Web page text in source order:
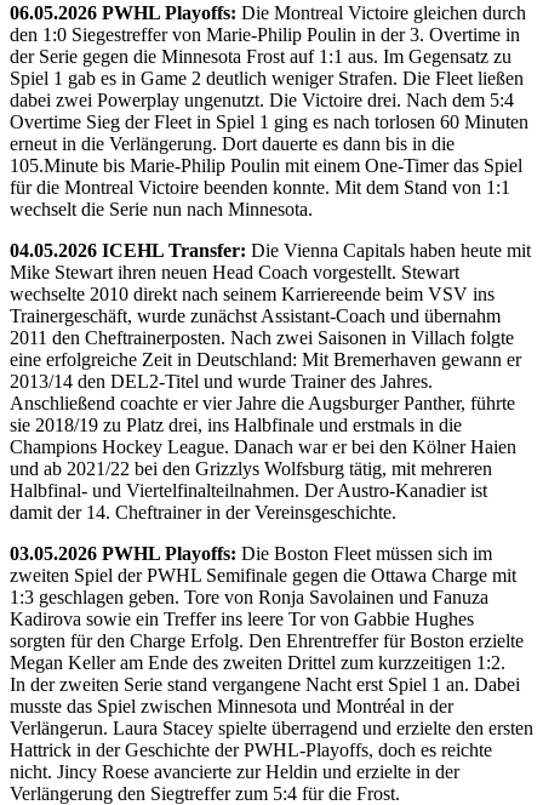
06.05.2026 PWHL Playoffs: Die Montreal Victoire gleichen durch
den 1:0 Siegestreffer von Marie-Philip Poulin in der 3. Overtime in
der Serie gegen die Minnesota Frost auf 1:1 aus. Im Gegensatz zu
Spiel 1 gab es in Game 2 deutlich weniger Strafen. Die Fleet ließen
dabei zwei Powerplay ungenutzt. Die Victoire drei. Nach dem 5:4
Overtime Sieg der Fleet in Spiel 1 ging es nach torlosen 60 Minuten
erneut in die Verlängerung. Dort dauerte es dann bis in die
105.Minute bis Marie-Philip Poulin mit einem One-Timer das Spiel
für die Montreal Victoire beenden konnte. Mit dem Stand von 1:1
wechselt die Serie nun nach Minnesota.
04.05.2026 ICEHL Transfer: Die Vienna Capitals haben heute mit
Mike Stewart ihren neuen Head Coach vorgestellt. Stewart
wechselte 2010 direkt nach seinem Karriereende beim VSV ins
Trainergeschäft, wurde zunächst Assistant-Coach und übernahm
2011 den Cheftrainerposten. Nach zwei Saisonen in Villach folgte
eine erfolgreiche Zeit in Deutschland: Mit Bremerhaven gewann er
2013/14 den DEL2-Titel und wurde Trainer des Jahres.
Anschließend coachte er vier Jahre die Augsburger Panther, führte
sie 2018/19 zu Platz drei, ins Halbfinale und erstmals in die
Champions Hockey League. Danach war er bei den Kölner Haien
und ab 2021/22 bei den Grizzlys Wolfsburg tätig, mit mehreren
Halbfinal- und Viertelfinalteilnahmen. Der Austro-Kanadier ist
damit der 14. Cheftrainer in der Vereinsgeschichte.
03.05.2026 PWHL Playoffs: Die Boston Fleet müssen sich im
zweiten Spiel der PWHL Semifinale gegen die Ottawa Charge mit
1:3 geschlagen geben. Tore von Ronja Savolainen und Fanuza
Kadirova sowie ein Treffer ins leere Tor von Gabbie Hughes
sorgten für den Charge Erfolg. Den Ehrentreffer für Boston erzielte
Megan Keller am Ende des zweiten Drittel zum kurzzeitigen 1:2.
In der zweiten Serie stand vergangene Nacht erst Spiel 1 an. Dabei
musste das Spiel zwischen Minnesota und Montréal in der
Verlängerun. Laura Stacey spielte überragend und erzielte den ersten
Hattrick in der Geschichte der PWHL-Playoffs, doch es reichte
nicht. Jincy Roese avancierte zur Heldin und erzielte in der
Verlängerung den Siegtreffer zum 5:4 für die Frost.